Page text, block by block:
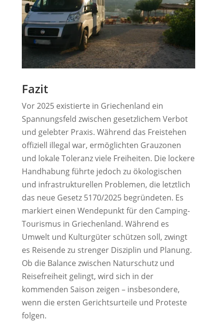
Fazit
Vor 2025 existierte in Griechenland ein
Spannungsfeld zwischen gesetzlichem Verbot
und gelebter Praxis. Während das Freistehen
offiziell illegal war, ermöglichten Grauzonen
und lokale Toleranz viele Freiheiten. Die lockere
Handhabung führte jedoch zu ökologischen
und infrastrukturellen Problemen, die letztlich
das neue Gesetz 5170/2025 begründeten. Es
markiert einen Wendepunkt für den Camping-
Tourismus in Griechenland. Während es
Umwelt und Kulturgüter schützen soll, zwingt
es Reisende zu strenger Disziplin und Planung.
Ob die Balance zwischen Naturschutz und
Reisefreiheit gelingt, wird sich in der
kommenden Saison zeigen – insbesondere,
wenn die ersten Gerichtsurteile und Proteste
folgen.